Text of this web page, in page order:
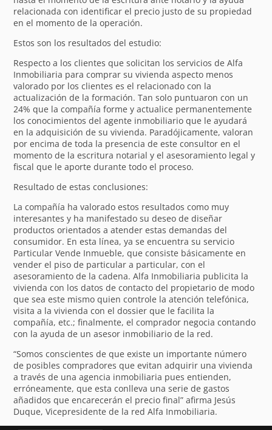
relacionada con identificar el precio justo de su propiedad
en el momento de la operación.
Estos son los resultados del estudio:
Respecto a los clientes que solicitan los servicios de Alfa
Inmobiliaria para comprar su vivienda aspecto menos
valorado por los clientes es el relacionado con la
actualización de la formación. Tan solo puntuaron con un
24% que la compañía forme y actualice permanentemente
los conocimientos del agente inmobiliario que le ayudará
en la adquisición de su vivienda. Paradójicamente, valoran
por encima de toda la presencia de este consultor en el
momento de la escritura notarial y el asesoramiento legal y
fiscal que le aporte durante todo el proceso.
Resultado de estas conclusiones:
La compañía ha valorado estos resultados como muy
interesantes y ha manifestado su deseo de diseñar
productos orientados a atender estas demandas del
consumidor. En esta línea, ya se encuentra su servicio
Particular Vende Inmueble, que consiste básicamente en
vender el piso de particular a particular, con el
asesoramiento de la cadena. Alfa Inmobiliaria publicita la
vivienda con los datos de contacto del propietario de modo
que sea este mismo quien controle la atención telefónica,
visita a la vivienda con el dossier que le facilita la
compañía, etc.; finalmente, el comprador negocia contando
con la ayuda de un asesor inmobiliario de la red.
“Somos conscientes de que existe un importante número
de posibles compradores que evitan adquirir una vivienda
a través de una agencia inmobiliaria pues entienden,
erróneamente, que esta conlleva una serie de gastos
añadidos que encarecerán el precio final” afirma Jesús
Duque, Vicepresidente de la red Alfa Inmobiliaria.